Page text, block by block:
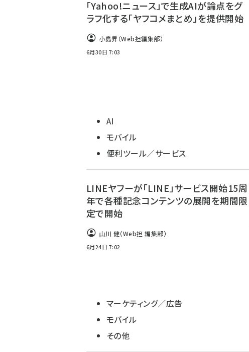
「Yahoo!ニュース」で生成AIが論点をグ
ラフ化する「ヤフコメまとめ」を提供開始
小島昇（Web担編集部）
6月30日 7:03
AI
モバイル
便利ツール／サービス
LINEヤフーが「LINE」サービス開始15周
年で各種記念コンテンツの展開を期間限
定で開始
山川 健（Web担 編集部）
6月24日 7:02
マーケティング／広告
モバイル
その他